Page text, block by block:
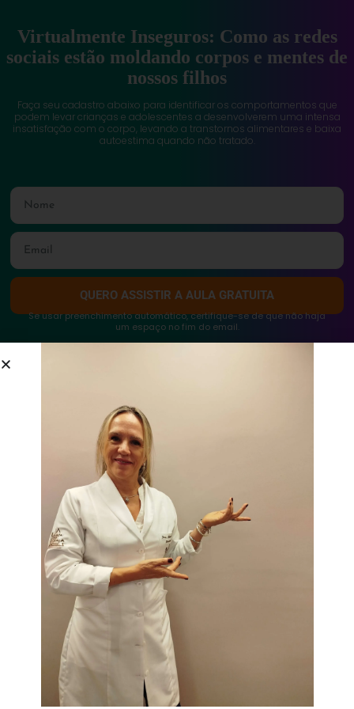
Virtualmente Inseguros: Como as redes
sociais estão moldando corpos e mentes de
nossos filhos
Faça seu cadastro abaixo para identificar os comportamentos que
podem levar crianças e adolescentes a desenvolverem uma intensa
insatisfação com o corpo, levando a transtornos alimentares e baixa
autoestima quando não tratado.
QUERO ASSISTIR A AULA GRATUITA
Se usar preenchimento automático, certifique-se de que não haja
um espaço no fim do email.
Para Quem é Esta Aula